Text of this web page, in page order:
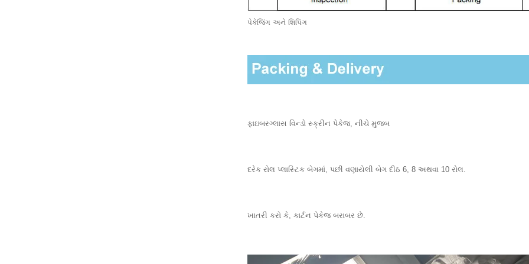
પેકેજિંગ અને શિપિંગ
ફાઇબરગ્લાસ વિન્ડો સ્ક્રીન પેકેજ, નીચે મુજબ
દરેક રોલ પ્લાસ્ટિક બેગમાં, પછી વણાયેલી બેગ દીઠ 6, 8 અથવા 10 રોલ.
ખાતરી કરો કે, કાર્ટન પેકેજ બરાબર છે.